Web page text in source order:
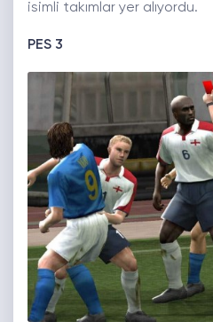
isimli takımlar yer alıyordu.
PES 3